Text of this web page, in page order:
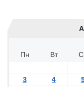
Пн
Вт
3
4